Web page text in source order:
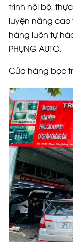
trình nội bộ,
luyện nâng cao
hàng luôn tự
PHỤNG AUTO.
Cửa hàng bọc